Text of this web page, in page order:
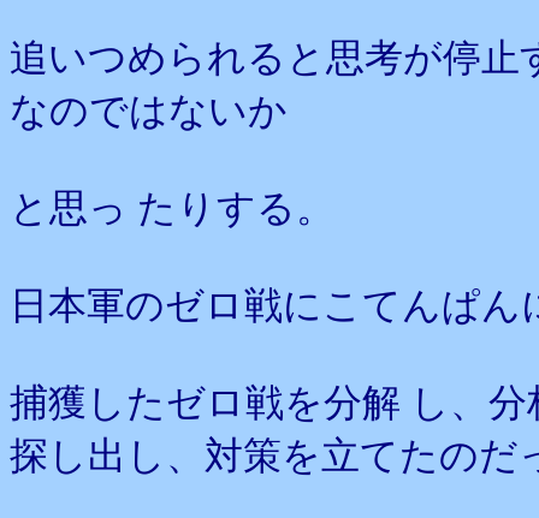
追いつめられると思考が停
なのではないか
と思っ たりする。
日本軍のゼロ戦にこてんぱ
捕獲したゼロ戦を分解 し、
探し出し、対策を立てたのだ